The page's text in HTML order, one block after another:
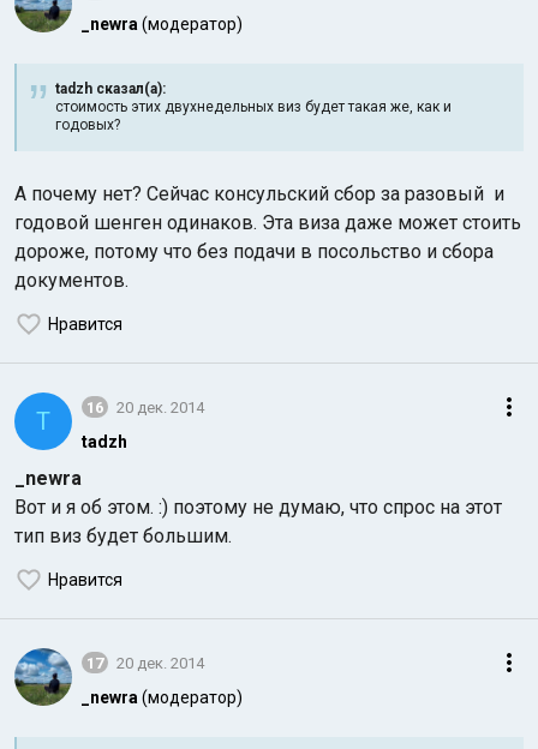
_newra (модератор)
tadzh сказал(а):
стоимость этих двухнедельных виз будет такая же, как и
годовых?
А почему нет? Сейчас консульский сбор за разовый и
годовой шенген одинаков. Эта виза даже может стоить
дороже, потому что без подачи в посольство и сбора
документов.
Нравится
T 16 20 дек. 2014
tadzh
_newra
Вот и я об этом. :) поэтому не думаю, что спрос на этот
тип виз будет большим.
Нравится
17 20 дек. 2014
_newra (модератор)